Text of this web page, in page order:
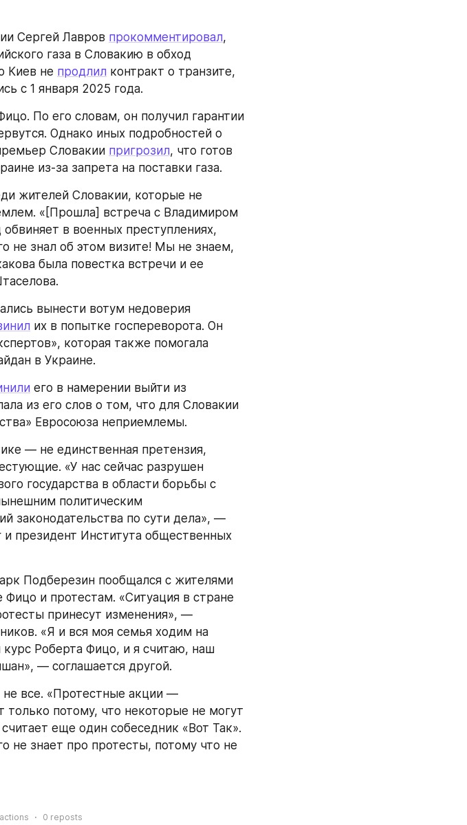
Сергей Лавров прокомментировал,
газа в Словакию в обход
Киев не продлил контракт о транзите,
с 1 января 2025 года.
По его словам, он получил гарантии
Однако иных подробностей о
Словакии пригрозил, что готов
из-за запрета на поставки газа.
жителей Словакии, которые не
«[Прошла] встреча с Владимиром
в военных преступлениях,
не знал об этом визите! Мы не знаем,
была повестка встречи и ее
вынести вотум недоверия
их в попытке госпереворота. Он
которая также помогала
в Украине.
его в намерении выйти из
из его слов о том, что для Словакии
Евросоюза неприемлемы.
— не единственная претензия,
«У нас сейчас разрушен
государства в области борьбы с
политическим
законодательства по сути дела», —
президент Института общественных
Подберезин пообщался с жителями
и протестам. «Ситуация в стране
принесут изменения», —
«Я и вся моя семья ходим на
Роберта Фицо, и я считаю, наш
— соглашается другой.
все. «Протестные акции —
только потому, что некоторые не могут
еще один собеседник «Вот Так».
не знает про протесты, потому что не
0 reposts